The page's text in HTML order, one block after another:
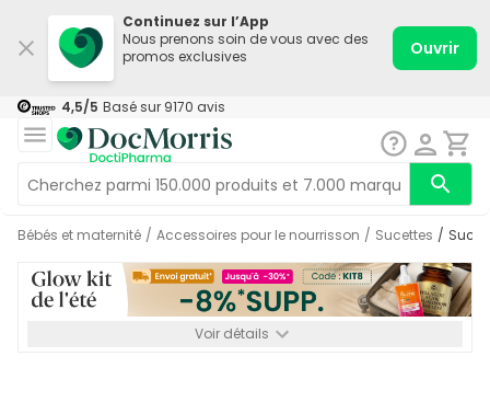
Continuez sur l’App
Nous prenons soin de vous avec des
promos exclusives
Ouvrir
4,5/5 Basé sur 9170 avis
Bébés et maternité / Accessoires pour le nourrisson / Sucettes /
Voir détails